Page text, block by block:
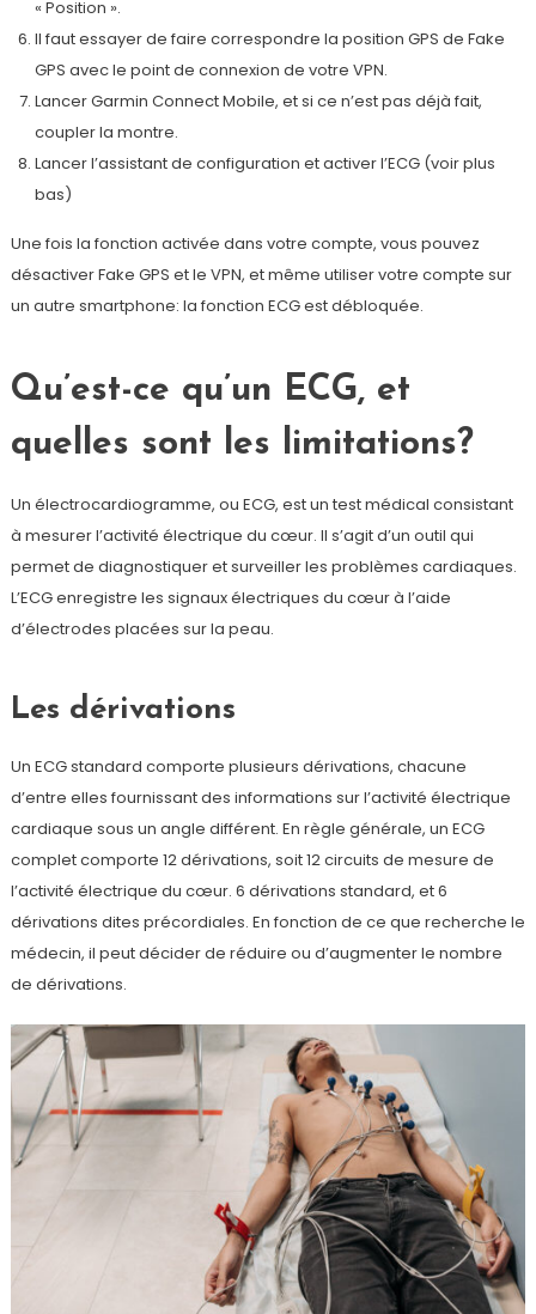
« Position ».
Il faut essayer de faire correspondre la position GPS de Fake
GPS avec le point de connexion de votre VPN.
Lancer Garmin Connect Mobile, et si ce n’est pas déjà fait,
coupler la montre.
Lancer l’assistant de configuration et activer l’ECG (voir plus
bas)
Une fois la fonction activée dans votre compte, vous pouvez
désactiver Fake GPS et le VPN, et même utiliser votre compte sur
un autre smartphone: la fonction ECG est débloquée.
Qu’est-ce qu’un ECG, et
quelles sont les limitations?
Un électrocardiogramme, ou ECG, est un test médical consistant
à mesurer l’activité électrique du cœur. Il s’agit d’un outil qui
permet de diagnostiquer et surveiller les problèmes cardiaques.
L’ECG enregistre les signaux électriques du cœur à l’aide
d’électrodes placées sur la peau.
Les dérivations
Un ECG standard comporte plusieurs dérivations, chacune
d’entre elles fournissant des informations sur l’activité électrique
cardiaque sous un angle différent. En règle générale, un ECG
complet comporte 12 dérivations, soit 12 circuits de mesure de
l’activité électrique du cœur. 6 dérivations standard, et 6
dérivations dites précordiales. En fonction de ce que recherche le
médecin, il peut décider de réduire ou d’augmenter le nombre
de dérivations.